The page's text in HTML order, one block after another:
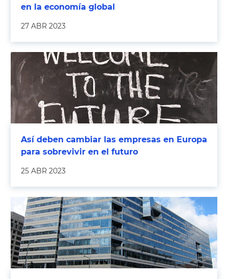
en la economía global
27 ABR 2023
Así deben cambiar las empresas en Europa
para sobrevivir en el futuro
25 ABR 2023